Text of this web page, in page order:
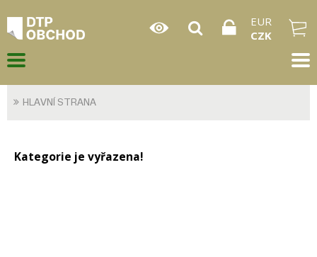
EUR
CZK
HLAVNÍ STRANA
Kategorie je vyřazena!